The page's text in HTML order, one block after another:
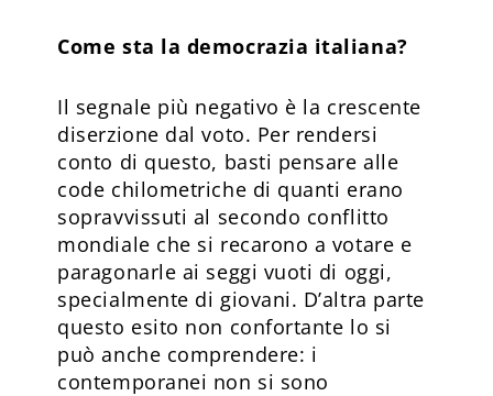
Come sta la democrazia italiana?
Il segnale più negativo è la crescente
diserzione dal voto. Per rendersi
conto di questo, basti pensare alle
code chilometriche di quanti erano
sopravvissuti al secondo conflitto
mondiale che si recarono a votare e
paragonarle ai seggi vuoti di oggi,
specialmente di giovani. D’altra parte
questo esito non confortante lo si
può anche comprendere: i
contemporanei non si sono